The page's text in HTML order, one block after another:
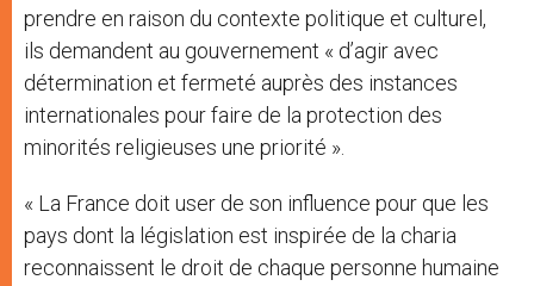
prendre en raison du contexte politique et culturel,
ils demandent au gouvernement « d’agir avec
détermination et fermeté auprès des instances
internationales pour faire de la protection des
minorités religieuses une priorité ».
« La France doit user de son influence pour que les
pays dont la législation est inspirée de la charia
reconnaissent le droit de chaque personne humaine